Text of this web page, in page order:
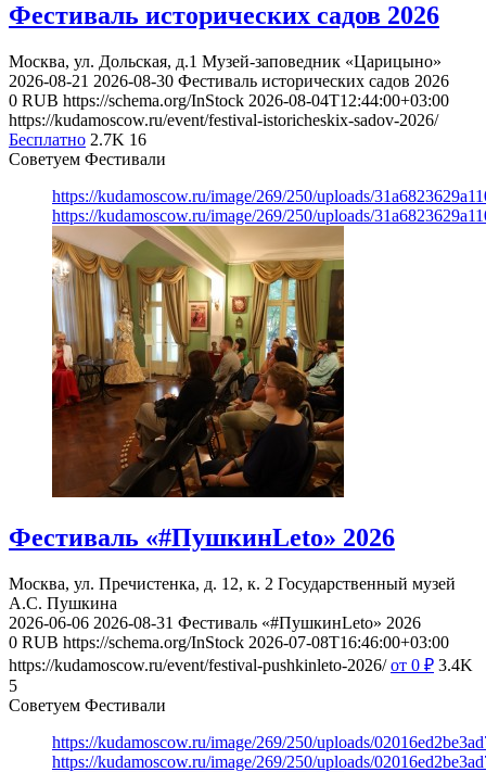
Фестиваль исторических садов 2026
Москва, ул. Дольская, д.1 Музей-заповедник «Царицыно»
2026-08-21 2026-08-30 Фестиваль исторических садов 2026
0 RUB https://schema.org/InStock 2026-08-04T12:44:00+03:00
https://kudamoscow.ru/event/festival-istoricheskix-sadov-2026/
Бесплатно 2.7K 16
Советуем Фестивали
https://kudamoscow.ru/image/269/250/uploads/
https://kudamoscow.ru/image/269/250/uploads/
Фестиваль «#ПушкинLeto» 2026
Москва, ул. Пречистенка, д. 12, к. 2 Государственный музей
А.С. Пушкина
2026-06-06 2026-08-31 Фестиваль «#ПушкинLeto» 2026
0 RUB https://schema.org/InStock 2026-07-08T16:46:00+03:00
https://kudamoscow.ru/event/festival-pushkinleto-2026/ от 0 ₽ 3.4K
5
Советуем Фестивали
https://kudamoscow.ru/image/269/250/uploads/
https://kudamoscow.ru/image/269/250/uploads/